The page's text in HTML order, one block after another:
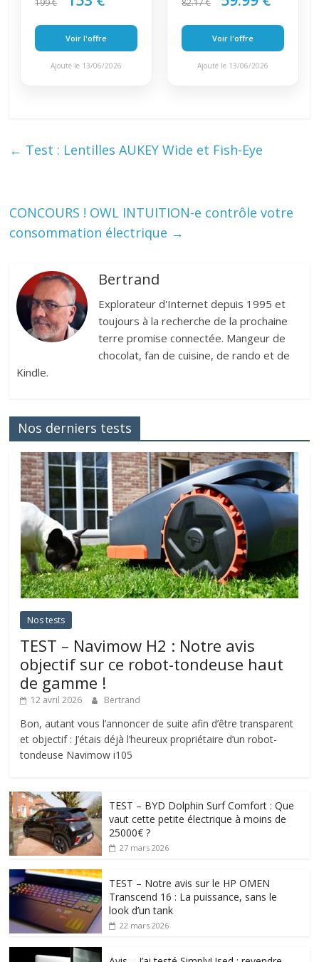
199 €
Voir l'offre
Ajouté le 13/06/2026
82.17 €
Voir l'offre
Ajouté le 13/06/2026
← Test : Lentilles AUKEY Wide et Fish-Eye
CONCOURS ! OWL INTUITION-e contrôle votre
consommation électrique →
Bertrand
Explorateur d'Internet depuis 1995 et
toujours à la recherche de la prochaine
terre promise connectée. Mangeur de
chocolat, fan de cuisine, de rando et de
Kindle.
Nos derniers tests
Nos tests
TEST – Navimow H2 : Notre avis
objectif sur ce robot-tondeuse haut
de gamme !
12 avril 2026 Bertrand
Bon, autant vous l’annoncer de suite afin d’être transparent
et objectif : J’étais déjà l’heureux propriétaire d’un robot-
tondeuse Navimow i105
TEST – BYD Dolphin Surf Comfort : Que
vaut cette petite électrique à moins de
25000€ ?
27 mars 2026
TEST – Notre avis sur le HP OMEN
Transcend 16 : La puissance, sans le
look d’un tank
22 mars 2026